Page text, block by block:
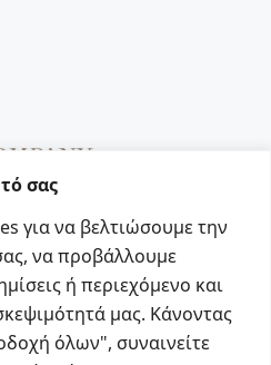
σας
για να βελτιώσουμε την
να προβάλλουμε
ή περιεχόμενο και
μας. Κάνοντας
όλων", συναινείτε